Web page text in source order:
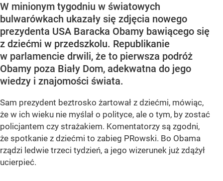
W minionym tygodniu w światowych
bulwarówkach ukazały się zdjęcia nowego
prezydenta USA Baracka Obamy bawiącego się
z dziećmi w przedszkolu. Republikanie
w parlamencie drwili, że to pierwsza podróż
Obamy poza Biały Dom, adekwatna do jego
wiedzy i znajomości świata.
Sam prezydent beztrosko żartował z dziećmi, mówiąc,
że w ich wieku nie myślał o polityce, ale o tym, by zostać
policjantem czy strażakiem. Komentatorzy są zgodni,
że spotkanie z dziećmi to zabieg PRowski. Bo Obama
rządzi ledwie trzeci tydzień, a jego wizerunek już zdążył
ucierpieć.